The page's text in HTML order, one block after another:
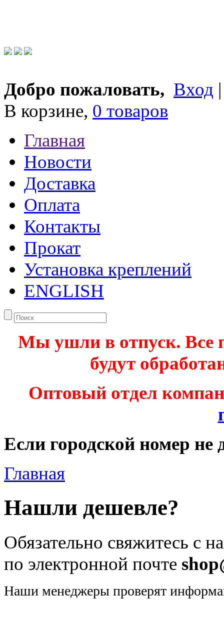
Добро пожаловать, Вход
В корзине, 0 товаров
Главная
Новости
Доставка
Оплата
Контакты
Прокат
Установка креплений
ENGLISH
Мы ушли в отпуск. Все
будут
Оптовый отдел
Если городской номер не
Главная
Нашли дешевле?
Обязательно свяжитесь с
по электронной почте
Наши менеджеры проверят